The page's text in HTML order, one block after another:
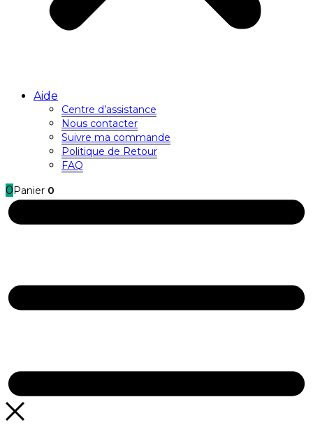
Aide
Centre d’assistance
Nous contacter
Suivre ma commande
Politique de Retour
FAQ
0 Panier 0